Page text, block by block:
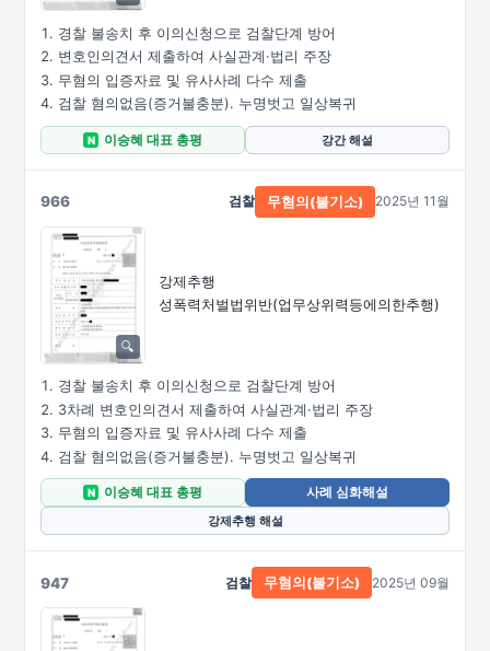
경찰 불송치 후 이의신청으로 검찰단계 방어
변호인의견서 제출하여 사실관계·법리 주장
무혐의 입증자료 및 유사사례 다수 제출
검찰 혐의없음(증거불충분). 누명벗고 일상복귀
N 이승혜 대표 총평 강간 해설
966
강제추행
성폭력처벌법위반(업무상위력등에의한추행)
검찰 무혐의(불기소) 2025년 11월
경찰 불송치 후 이의신청으로 검찰단계 방어
3차례 변호인의견서 제출하여 사실관계·법리 주장
무혐의 입증자료 및 유사사례 다수 제출
검찰 혐의없음(증거불충분). 누명벗고 일상복귀
N 이승혜 대표 총평
사례 심화해설
강제추행 해설
947 검찰 무혐의(불기소) 2025년 09월